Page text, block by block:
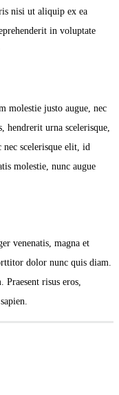
nisi ut aliquip ex ea
in voluptate
molestie justo augue, nec
hendrerit urna scelerisque,
scelerisque elit, id
molestie, nunc augue
venenatis, magna et
dolor nunc quis diam.
risus eros,